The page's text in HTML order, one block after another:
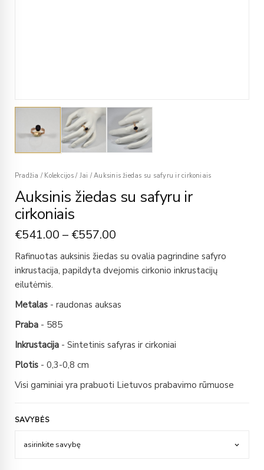
Pradžia / Kolekcijos / Jai /Auksinis žiedas su safyru ir cirkoniais
Auksinis žiedas su safyru ir
cirkoniais
€541.00 – €557.00
Rafinuotas auksinis žiedas su ovalia pagrindine safyro
inkrustacija, papildyta dvejomis cirkonio inkrustacijų
eilutėmis.
Metalas - raudonas auksas
Praba - 585
Inkrustacija - Sintetinis safyras ir cirkoniai
Plotis - 0,3-0,8 cm
Visi gaminiai yra prabuoti Lietuvos prabavimo rūmuose
SAVYBĖS